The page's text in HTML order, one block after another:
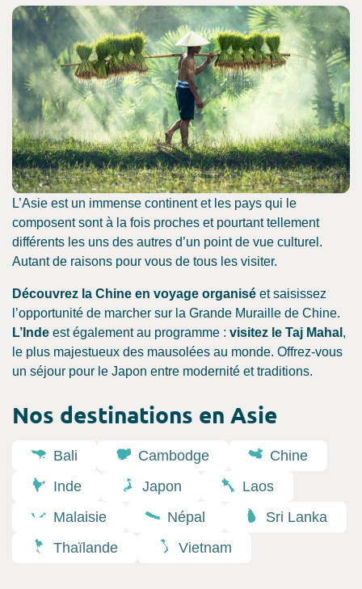
L’Asie est un immense continent et les pays qui le
composent sont à la fois proches et pourtant tellement
différents les uns des autres d’un point de vue culturel.
Autant de raisons pour vous de tous les visiter.
Découvrez la Chine en voyage organisé et saisissez
l’opportunité de marcher sur la Grande Muraille de Chine.
L’Inde est également au programme : visitez le Taj Mahal ,
le plus majestueux des mausolées au monde. Offrez-vous
un séjour pour le Japon entre modernité et traditions.
Nos destinations en Asie
Bali Cambodge
Chine
Inde
Japon
Laos
Malaisie
Népal
Sri Lanka
Thaïlande
Vietnam